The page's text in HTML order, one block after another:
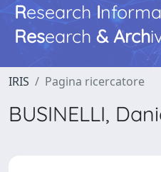
Research I
Research & Arch
IRIS Pagina ricercatore
BUSINELLI,